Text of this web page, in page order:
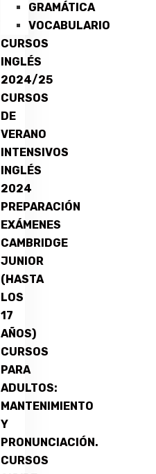
GRAMÁTICA
VOCABULARIO
CURSOS
INGLÉS
2024/25
CURSOS
DE
VERANO
INTENSIVOS
INGLÉS
2024
PREPARACIÓN
EXÁMENES
CAMBRIDGE
JUNIOR
(HASTA
LOS
17
AÑOS)
CURSOS
PARA
ADULTOS:
MANTENIMIENTO
Y
PRONUNCIACIÓN.
CURSOS